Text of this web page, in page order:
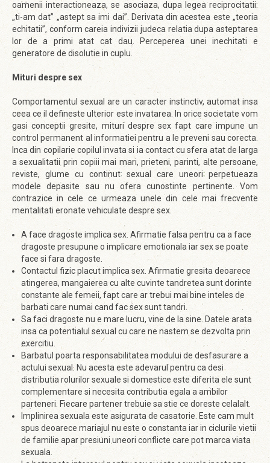
oamenii interactioneaza, se asociaza, dupa legea reciprocitatii:
„ti-am dat” „astept sa imi dai”. Derivata din acestea este „teoria
echitatii”, conform careia indivizii judeca relatia dupa asteptarea
lor de a primi atat cat dau. Perceperea unei inechitati e
generatore de disolutie in cuplu.
Mituri despre sex
Comportamentul sexual are un caracter instinctiv, automat insa
ceea ce il defineste ulterior este invatarea. In orice societate vom
gasi conceptii gresite, mituri despre sex fapt care impune un
control permanent al informatiei pentru a le preveni sau corecta.
Inca din copilarie copilul invata si ia contact cu sfera atat de larga
a sexualitatii prin copiii mai mari, prieteni, parinti, alte persoane,
reviste, glume cu continut sexual care uneori perpetueaza
modele depasite sau nu ofera cunostinte pertinente. Vom
contrazice in cele ce urmeaza unele din cele mai frecvente
mentalitati eronate vehiculate despre sex.
A face dragoste implica sex. Afirmatie falsa pentru ca a face
dragoste presupune o implicare emotionala iar sex se poate
face si fara dragoste.
Contactul fizic placut implica sex. Afirmatie gresita deoarece
atingerea, mangaierea cu alte cuvinte tandretea sunt dorinte
constante ale femeii, fapt care ar trebui mai bine inteles de
barbati care numai cand fac sex sunt tandri.
Sa faci dragoste nu e mare lucru, vine de la sine. Datele arata
insa ca potentialul sexual cu care ne nastem se dezvolta prin
exercitiu.
Barbatul poarta responsabilitatea modului de desfasurare a
actului sexual. Nu acesta este adevarul pentru ca desi
distributia rolurilor sexuale si domestice este diferita ele sunt
complementare si necesita contributia egala a ambilor
parteneri. Fiecare partener trebuie sa stie ce doreste celalalt.
Implinirea sexuala este asigurata de casatorie. Este cam mult
spus deoarece mariajul nu este o constanta iar in ciclurile vietii
de familie apar presiuni uneori conflicte care pot marca viata
sexuala.